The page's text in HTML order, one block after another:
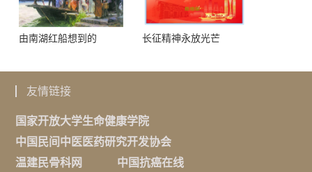
由南湖红船想到的 长征精神永放光芒
友情链接
国家开放大学生命健康学院
中国民间中医医药研究开发协会
温建民骨科网
中国抗癌在线